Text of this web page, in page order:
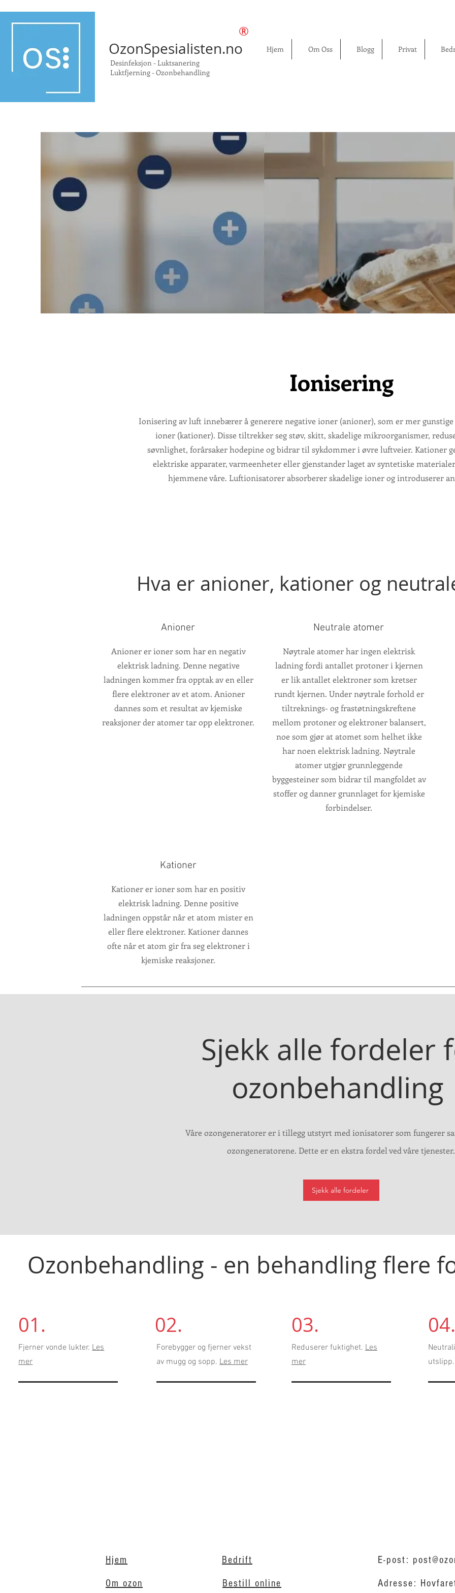
®
OzonSpesialisten.no
Desinfeksjon - Luktsanering
Luktfjerning-Ozonbehandling
Hjem Om Oss Blogg Privat
Ionisering
Ionisering av luft innebærer å generere negative ioner (anioner), som er mer
ioner (kationer). Disse tiltrekker seg støv, skitt, skadelige mikroorganismer,
søvnlighet, forårsaker hodepine og bidrar til sykdommer i øvre luftveier. Kationer
elektriske apparater, varmeenheter eller gjenstander laget av syntetiske
hjemmene våre. Luftionisatorer absorberer skadelige ioner og introduserer
Hva er anioner, kationer og
Anioner
Anioner er ioner som har en negativ
elektrisk ladning. Denne negative
ladningen kommer fra opptak av en eller
flere elektroner av et atom. Anioner
dannes som et resultat av kjemiske
reaksjoner der atomer tar opp elektroner.
Neutrale atomer
Nøytrale atomer har ingen elektrisk
ladning fordi antallet protoner i kjernen
er lik antallet elektroner som kretser
rundt kjernen. Under nøytrale forhold er
tiltreknings- og frastøtningskreftene
mellom protoner og elektroner balansert,
noe som gjør at atomet som helhet ikke
har noen elektrisk ladning. Nøytrale
atomer utgjør grunnleggende
byggesteiner som bidrar til mangfoldet av
stoffer og danner grunnlaget for kjemiske
forbindelser.
Kationer
Kationer er ioner som har en positiv
elektrisk ladning. Denne positive
ladningen oppstår når et atom mister en
eller flere elektroner. Kationer dannes
ofte når et atom gir fra seg elektroner i
kjemiske reaksjoner.
Sjekk alle fordeler
ozonbehandling
Våre ozongeneratorer er i tillegg utstyrt med ionisatorer som fungerer
ozongeneratorene. Dette er en ekstra fordel ved våre tjenester.
Sjekk alle fordeler
Ozonbehandling - en behandling flere
01.
Fjerner vonde lukter.Les
mer
02.
Forebygger og fjerner vekst
av mugg og sopp.Les mer
03.
Reduserer fuktighet. Les
mer
04.
Hjem Bedrift
Om ozon
Bestill online
E-post:
Adresse: